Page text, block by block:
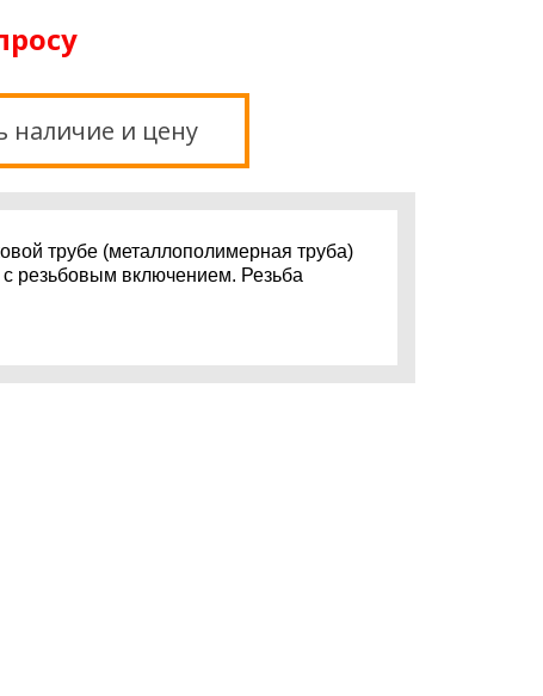
наличие и цену
трубе (металлополимерная труба)
резьбовым включением. Резьба